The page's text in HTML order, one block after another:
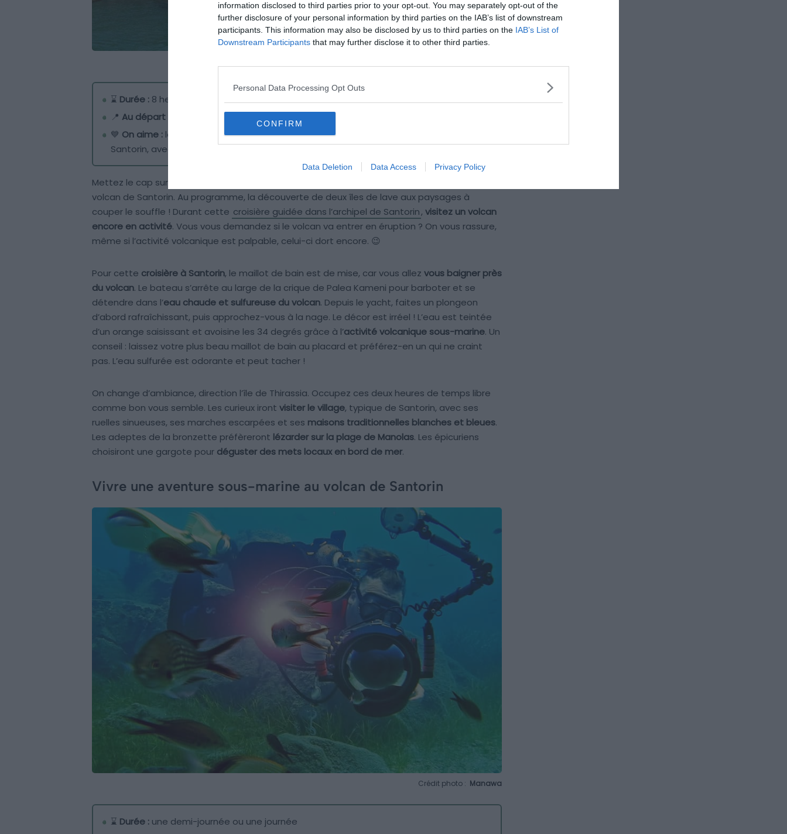
information disclosed to third parties prior to your opt-out. You may separately opt-out of the
further disclosure of your personal information by third parties on the IAB’s list of downstream
participants. This information may also be disclosed by us to third parties on the IAB’s List of
Downstream Participants that may further disclose it to other third parties.
Personal Data Processing Opt Outs
CONFIRM
Data Deletion Data Access Privacy Policy
⌛ Durée : 8 heures
📍 Au départ de :
Port d’Athinios
💙 On aime : le décor digne d’une carte postale et la baignade dans le volcan de
Santorin, avec son eau thermale bonne pour la peau.
Mettez le cap sur les îles de
volcan de Santorin. Au programme, la découverte de deux îles de lave aux paysages à
couper le souffle ! Durant cette croisière guidée dans l’archipel de Santorin, visitez un volcan
encore en activité. Vous vous demandez si le volcan va entrer en éruption ? On vous rassure,
même si l’activité volcanique est palpable, celui-ci dort encore. 😉
Pour cette croisière à Santorin, le maillot de bain est de mise, car vous allez vous baigner près
du volcan. Le bateau s’arrête au large de la crique de Palea Kameni pour barboter et se
détendre dans l’eau chaude et sulfureuse du volcan. Depuis le yacht, faites un plongeon
d’abord rafraîchissant, puis approchez-vous à la nage. Le décor est irréel ! L’eau est teintée
d’un orange saisissant et avoisine les 34 degrés grâce à l’activité volcanique sous-marine. Un
conseil : laissez votre plus beau maillot de bain au placard et préférez-en un qui ne craint
pas. L’eau sulfurée est odorante et peut tacher !
On change d’ambiance, direction l’île de Thirassia. Occupez ces deux heures de temps libre
comme bon vous semble. Les curieux iront visiter le village, typique de Santorin, avec ses
ruelles sinueuses, ses marches escarpées et ses maisons traditionnelles blanches et bleues.
Les adeptes de la bronzette préfèreront lézarder sur la plage de Manolas. Les épicuriens
choisiront une gargote pour déguster des mets locaux en bord de mer.
Vivre une aventure sous-marine au volcan de Santorin
Crédit photo : Manawa
⌛ Durée : une demi-journée ou une journée